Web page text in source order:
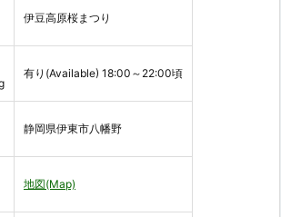
伊豆高原桜まつり
有り(Available) 18:00～22:00頃
静岡県伊東市八幡野
地図(Map)